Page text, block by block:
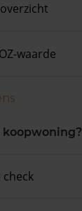
waarde
koopwoning?